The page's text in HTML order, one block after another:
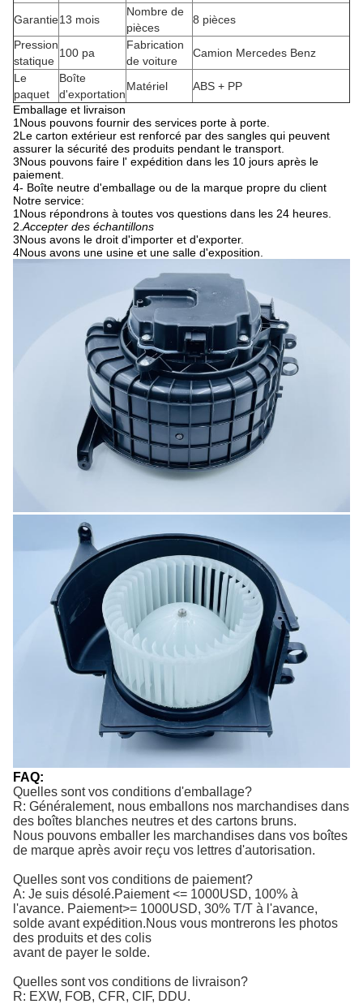
Garantie13 mois
Nombre de
pièces
8 pièces
Pression
statique
100 pa
Fabrication
de voiture
Camion Mercedes Benz
Le
paquet
Boîte
d'exportation
Matériel
ABS + PP
Emballage et livraison
1Nous pouvons fournir des services porte à porte.
2Le carton extérieur est renforcé par des sangles qui peuvent
assurer la sécurité des produits pendant le transport.
3Nous pouvons faire l' expédition dans les 10 jours après le
paiement.
4- Boîte neutre d'emballage ou de la marque propre du client
Notre service:
1Nous répondrons à toutes vos questions dans les 24 heures.
2. Accepter des échantillons
3Nous avons le droit d'importer et d'exporter.
4Nous avons une usine et une salle d'exposition.
FAQ:
Quelles sont vos conditions d'emballage?
R: Généralement, nous emballons nos marchandises dans
des boîtes blanches neutres et des cartons bruns.
Nous pouvons emballer les marchandises dans vos boîtes
de marque après avoir reçu vos lettres d'autorisation.
Quelles sont vos conditions de paiement?
A: Je suis désolé.Paiement <= 1000USD, 100% à
l'avance. Paiement>= 1000USD, 30% T/T à l'avance,
solde avant expédition.Nous vous montrerons les photos
des produits et des colis
avant de payer le solde.
Quelles sont vos conditions de livraison?
R: EXW, FOB, CFR, CIF, DDU.